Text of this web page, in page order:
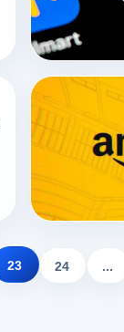
23 24 ...